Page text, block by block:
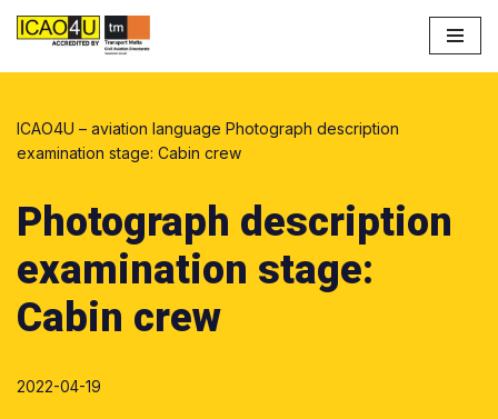
ICAO4U – aviation language Photograph description
examination stage: Cabin crew
Photograph description
examination stage:
Cabin crew
2022-04-19